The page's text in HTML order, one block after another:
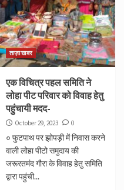
ताज़ा खबर
एक विचित्र पहल समिति ने
लोहा पीट परिवार को विवाह हेतु
पहुंचायी मदद-
October 29, 2023 0
० फुटपाथ पर झोपड़ी में निवास करने
वाली लोहा पीटो समुदाय की
जरूरतमंद गौरा के विवाह हेतु समिति
द्वारा पहुंची...